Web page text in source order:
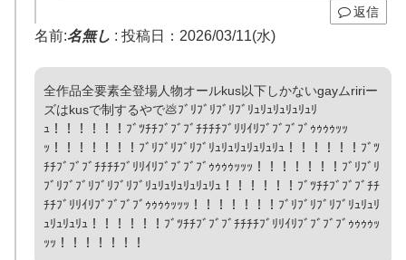
返信
名前:名無し : 投稿日：2026/03/11(水)
全作品全要素全登場人物オールkus以下しかないgayムririー
ズはkusで制するやで💩ﾌﾞﾘﾌﾞﾘﾌﾞﾘﾌﾞﾘｭﾘｭﾘｭﾘｭﾘｭﾘ
ｭ！！！！！！ﾌﾞﾂﾁﾁﾌﾞﾌﾞﾌﾞﾁﾁﾁﾁﾌﾞﾘﾘｲﾘﾌﾞﾌﾞﾌﾞﾌﾞｩｩｩｩｯｯ
ｯ！！！！！！！ﾌﾞﾘﾌﾞﾘﾌﾞﾘﾌﾞﾘｭﾘｭﾘｭﾘｭﾘｭﾘｭ！！！！！！ﾌﾞﾂ
ﾁﾁﾌﾞﾌﾞﾌﾞﾁﾁﾁﾁﾌﾞﾘﾘｲﾘﾌﾞﾌﾞﾌﾞﾌﾞｩｩｩｩｯｯｯ！！！！！！！ﾌﾞﾘﾌﾞﾘ
ﾌﾞﾘﾌﾞﾌﾞﾘﾌﾞﾘﾌﾞﾘﾌﾞﾘｭﾘｭﾘｭﾘｭﾘｭﾘｭ！！！！！！ﾌﾞﾂﾁﾁﾌﾞﾌﾞﾌﾞﾁﾁ
ﾁﾁﾌﾞﾘﾘｲﾘﾌﾞﾌﾞﾌﾞﾌﾞｩｩｩｩｯｯｯ！！！！！！！ﾌﾞﾘﾌﾞﾘﾌﾞﾘﾌﾞﾘｭﾘｭﾘ
ｭﾘｭﾘｭﾘｭ！！！！！！ﾌﾞﾂﾁﾁﾌﾞﾌﾞﾌﾞﾁﾁﾁﾁﾌﾞﾘﾘｲﾘﾌﾞﾌﾞﾌﾞﾌﾞｩｩｩｩｯ
ｯｯ！！！！！！！